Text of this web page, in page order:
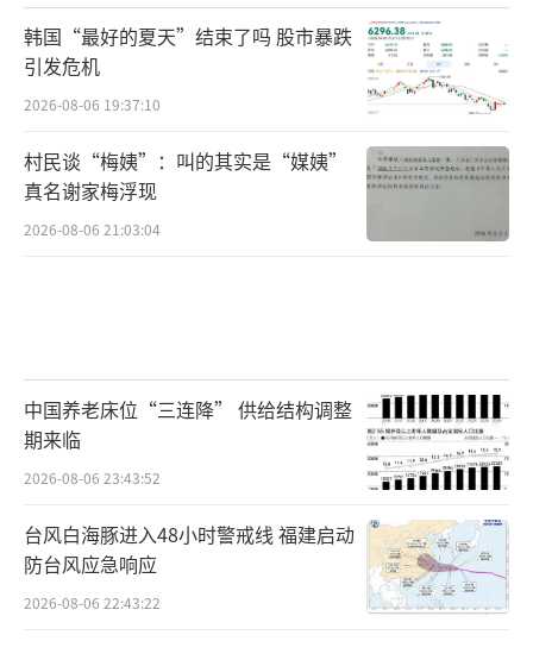
韩国“最好的夏天”结束了吗 股市暴跌
引发危机
2026-08-06 19:37:10
村民谈“梅姨”：叫的其实是“媒姨”
真名谢家梅浮现
2026-08-06 21:03:04
中国养老床位“三连降” 供给结构调整
期来临
2026-08-06 23:43:52
台风白海豚进入48小时警戒线 福建启动
防台风应急响应
2026-08-06 22:43:22